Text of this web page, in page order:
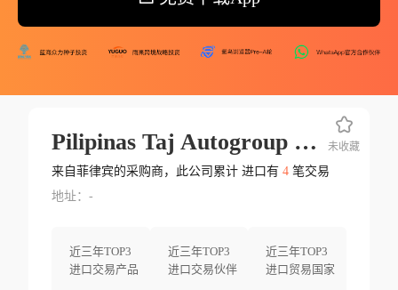
Pilipinas Taj Autogroup Incorporate
来自菲律宾的采购商，此公司累计 进口有 4笔交易
地址：-
近三年TOP3
进口交易产品
近三年TOP3
进口交易伙伴
近三年TOP3
进口贸易国家
未收藏